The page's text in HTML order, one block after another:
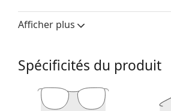
types de lunettes de vue.
standard et les lunettes de
même temps tout en
Vous apprécierez les lunettes
une voiture ou une moto, en
Afficher plus
Spécificités du produit